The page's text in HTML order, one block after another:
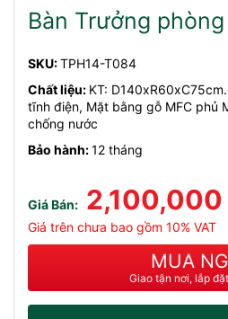
Bàn Trưởng
SKU:TPH14-T084
Chất liệu: KT:
tĩnh điện, Mặt bằng gỗ MFC phủ
chống nước
Bảo hành:12 tháng
Giá Bán: 2,100,000
Giá trên chưa bao gồm 10% VAT
MUA
Giao tận nơi, lắp